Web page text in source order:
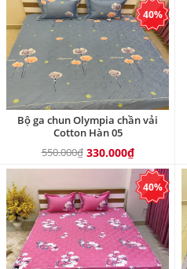
40%
Bộ ga chun Olympia chần vải
Cotton Hàn 05
550.000₫ 330.000₫
40%